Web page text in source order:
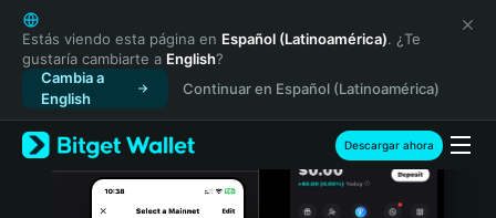
English
日本語
Tiếng Việt
Русский
Español (Latinoamérica)
Türkçe
Italiano
Estás viendo esta página en Español (Latinoamérica). ¿Te
gustaría cambiarte a English?
Cambia a
English
Continuar en Español (Latinoamérica)
Descargar ahora